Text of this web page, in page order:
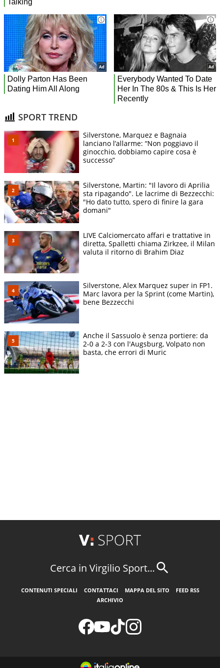
SPORT TREND
Silverstone, Marquez e Bagnaia
lanciano l’allarme: “Non poggiavo il
ginocchio, dobbiamo capire cosa è
successo”
Silverstone, Martin: "Il lavoro di Aprilia
sta ripagando". Le lacrime di Bezzecchi:
"Ho dato tutto, spero di finire la gara
domani"
LIVE Calciomercato affari e trattative in
diretta, Spalletti chiama Zirkzee, il Milan
valuta il ritorno di Brahim Diaz
Silverstone, Alex Marquez super in FP1.
Marc lavora per la Sprint (come Martin),
bene Bezzecchi
Anche il Sassuolo è senza portiere: da
2-0 a 2-3 con l'Augsburg, Volpato non
basta, che errori di Muric
Cerca in Virgilio Sport...
CONTENUTI SPECIALI CONTATTACI MAPPA DEL SITO
FEED RSS
ARCHIVIO